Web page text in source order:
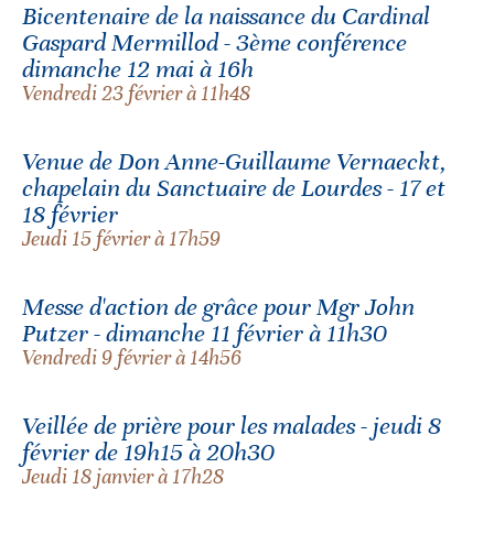
Bicentenaire de la naissance du Cardinal
Gaspard Mermillod - 3ème conférence
dimanche 12 mai à 16h
Vendredi 23 février à 11h48
Venue de Don Anne-Guillaume Vernaeckt,
chapelain du Sanctuaire de Lourdes - 17 et
18 février
Jeudi 15 février à 17h59
Messe d'action de grâce pour Mgr John
Putzer - dimanche 11 février à 11h30
Vendredi 9 février à 14h56
Veillée de prière pour les malades - jeudi 8
février de 19h15 à 20h30
Jeudi 18 janvier à 17h28